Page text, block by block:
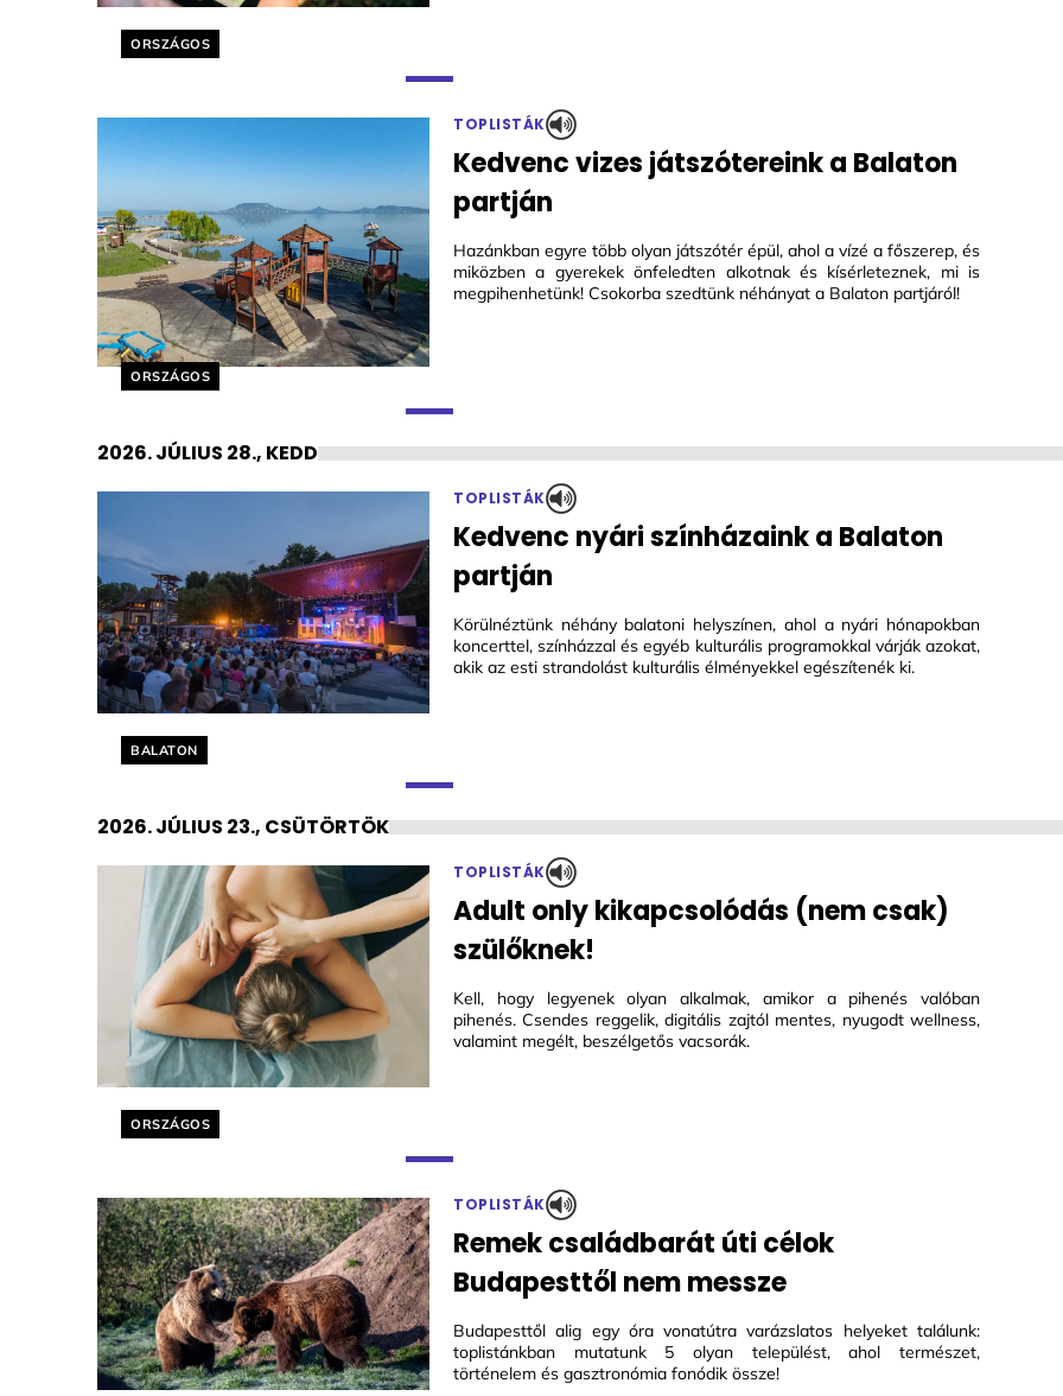
Helyszín címkék:
ORSZÁGOS
Helyszín címkék:
ORSZÁGOS
TOPLISTÁK
Kedvenc vizes játszótereink a Balaton
partján
Hazánkban egyre több olyan játszótér épül, ahol a vízé a főszerep, és
miközben a gyerekek önfeledten alkotnak és kísérleteznek, mi is
megpihenhetünk! Csokorba szedtünk néhányat a Balaton partjáról!
2026. JÚLIUS 28., KEDD
Helyszín címkék:
BALATON
TOPLISTÁK
Kedvenc nyári színházaink a Balaton
partján
Körülnéztünk néhány balatoni helyszínen, ahol a nyári hónapokban
koncerttel, színházzal és egyéb kulturális programokkal várják azokat,
akik az esti strandolást kulturális élményekkel egészítenék ki.
2026. JÚLIUS 23., CSÜTÖRTÖK
Helyszín címkék:
ORSZÁGOS
TOPLISTÁK
Adult only kikapcsolódás (nem csak)
szülőknek!
Kell, hogy legyenek olyan alkalmak, amikor a pihenés valóban
pihenés. Csendes reggelik, digitális zajtól mentes, nyugodt wellness,
valamint megélt, beszélgetős vacsorák.
TOPLISTÁK
Remek családbarát úti célok
Budapesttől nem messze
Budapesttől alig egy óra vonatútra varázslatos helyeket találunk:
toplistánkban mutatunk 5 olyan települést, ahol természet,
történelem és gasztronómia fonódik össze!